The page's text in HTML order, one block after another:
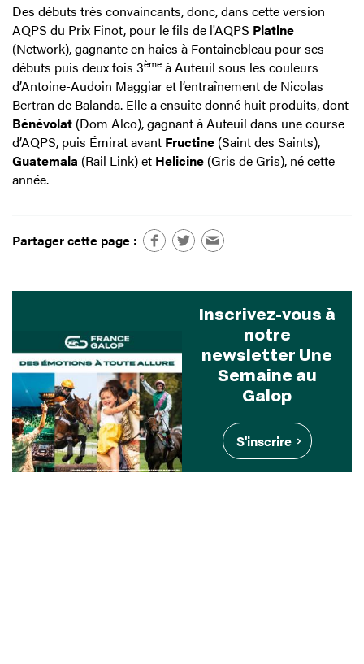
Des débuts très convaincants, donc, dans cette version
AQPS du Prix Finot, pour le fils de l'AQPS Platine
(Network), gagnante en haies à Fontainebleau pour ses
débuts puis deux fois 3ème à Auteuil sous les couleurs
d’Antoine-Audoin Maggiar et l’entraînement de Nicolas
Bertran de Balanda. Elle a ensuite donné huit produits, dont
Bénévolat (Dom Alco), gagnant à Auteuil dans une course
d’AQPS, puis Émirat avant Fructine (Saint des Saints),
Guatemala (Rail Link) et Helicine (Gris de Gris), né cette
année.
Partager cette page :
Inscrivez-vous à
notre
newsletter Une
Semaine au
Galop
S'inscrire